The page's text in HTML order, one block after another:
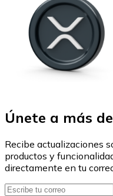
Únete a más
Recibe actualizaciones
productos y
directamente en tu